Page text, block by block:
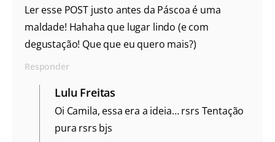
Ler esse POST justo antes da Páscoa é uma
maldade! Hahaha que lugar lindo (e com
degustação! Que que eu quero mais?)
Responder
Lulu Freitas
Oi Camila, essa era a ideia… rsrs Tentação
pura rsrs bjs